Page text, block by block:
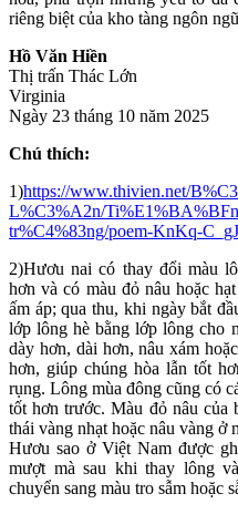
riêng biệt của kho tàng ngôn
Hồ Văn Hiền
Thị trấn Thác Lớn
Virginia
Ngày 23 tháng 10 năm 2025
Chú thích:
1)https://www.thivien.net/
L%C3%A2n/
tr%C4%83ng/poem-KnKq-
2)Hươu nai có thay đổi màu
hơn và có màu đỏ nâu hoặc
ấm áp; qua thu, khi ngày bắt
lớp lông hè bằng lớp lông cho
dày hơn, dài hơn, nâu xám
hơn, giúp chúng hòa lẫn tốt
rụng. Lông mùa đông cũng có
tốt hơn trước. Màu đỏ nâu của
thái vàng nhạt hoặc nâu vàng ở
Hươu sao ở Việt Nam được
mượt mà sau khi thay lông
chuyển sang màu tro sẫm hoặc